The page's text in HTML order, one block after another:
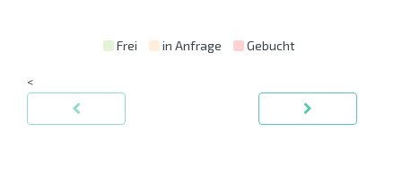
Frei in Anfrage Gebucht
<